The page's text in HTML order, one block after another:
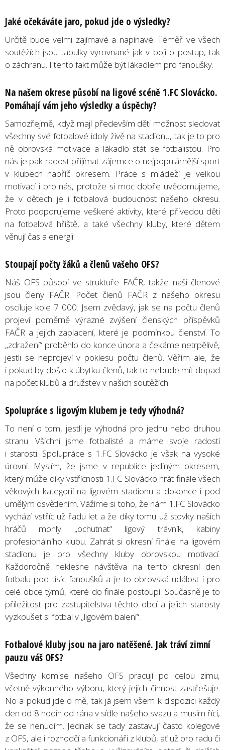
Jaké očekáváte jaro, pokud jde o výsledky?
Určitě bude velmi zajímavé a napínavé. Téměř ve všech
soutěžích jsou tabulky vyrovnané jak v boji o postup, tak
o záchranu. I tento fakt může být lákadlem pro fanoušky.
Na našem okrese působí na ligové scéně 1.FC Slovácko.
Pomáhají vám jeho výsledky a úspěchy?
Samozřejmě, když mají především děti možnost sledovat
všechny své fotbalové idoly živě na stadionu, tak je to pro
ně obrovská motivace a lákadlo stát se fotbalistou. Pro
nás je pak radost přijímat zájemce o nejpopulárnější sport
v klubech napříč okresem. Práce s mládeží je velkou
motivací i pro nás, protože si moc dobře uvědomujeme,
že v dětech je i fotbalová budoucnost našeho okresu.
Proto podporujeme veškeré aktivity, které přivedou děti
na fotbalová hřiště, a také všechny kluby, které dětem
věnují čas a energii.
Stoupají počty žáků a členů vašeho OFS?
Náš OFS působí ve struktuře FAČR, takže naši členové
jsou členy FAČR. Počet členů FAČR z našeho okresu
osciluje kole 7 000. Jsem zvědavý, jak se na počtu členů
projeví poměrně výrazné zvýšení členských příspěvků
FAČR a jejich zaplacení, které je podmínkou členství. To
„zdražení“ proběhlo do konce února a čekáme netrpělivě,
jestli se neprojeví v poklesu počtu členů. Věřím ale, že
i pokud by došlo k úbytku členů, tak to nebude mít dopad
na počet klubů a družstev v našich soutěžích.
Spolupráce s ligovým klubem je tedy výhodná?
To není o tom, jestli je výhodná pro jednu nebo druhou
stranu. Všichni jsme fotbalisté a máme svoje radosti
i starosti. Spolupráce s 1.FC Slovácko je však na vysoké
úrovni. Myslím, že jsme v republice jediným okresem,
který může díky vstřícnosti 1.FC Slovácko hrát finále všech
věkových kategorií na ligovém stadionu a dokonce i pod
umělým osvětlením. Vážíme si toho, že nám 1.FC Slovácko
vychází vstříc už řadu let a že díky tomu už stovky našich
hráčů mohly „ochutnat“ ligový trávník, kabiny
profesionálního klubu. Zahrát si okresní finále na ligovém
stadionu je pro všechny kluby obrovskou motivací.
Každoročně neklesne návštěva na tento okresní den
fotbalu pod tisíc fanoušků a je to obrovská událost i pro
celé obce týmů, které do finále postoupí. Současně je to
příležitost pro zastupitelstva těchto obcí a jejich starosty
vyzkoušet si fotbal v „ligovém balení“.
Fotbalové kluby jsou na jaro natěšené. Jak tráví zimní
pauzu váš OFS?
Všechny komise našeho OFS pracují po celou zimu,
včetně výkonného výboru, který jejich činnost zastřešuje.
No a pokud jde o mě, tak já jsem všem k dispozici každý
den od 8 hodin od rána v sídle našeho svazu a musím říci,
že se nenudím. Jednak se tady zastavují často kolegové
z OFS, ale i rozhodčí a funkcionáři z klubů, ať už pro radu či